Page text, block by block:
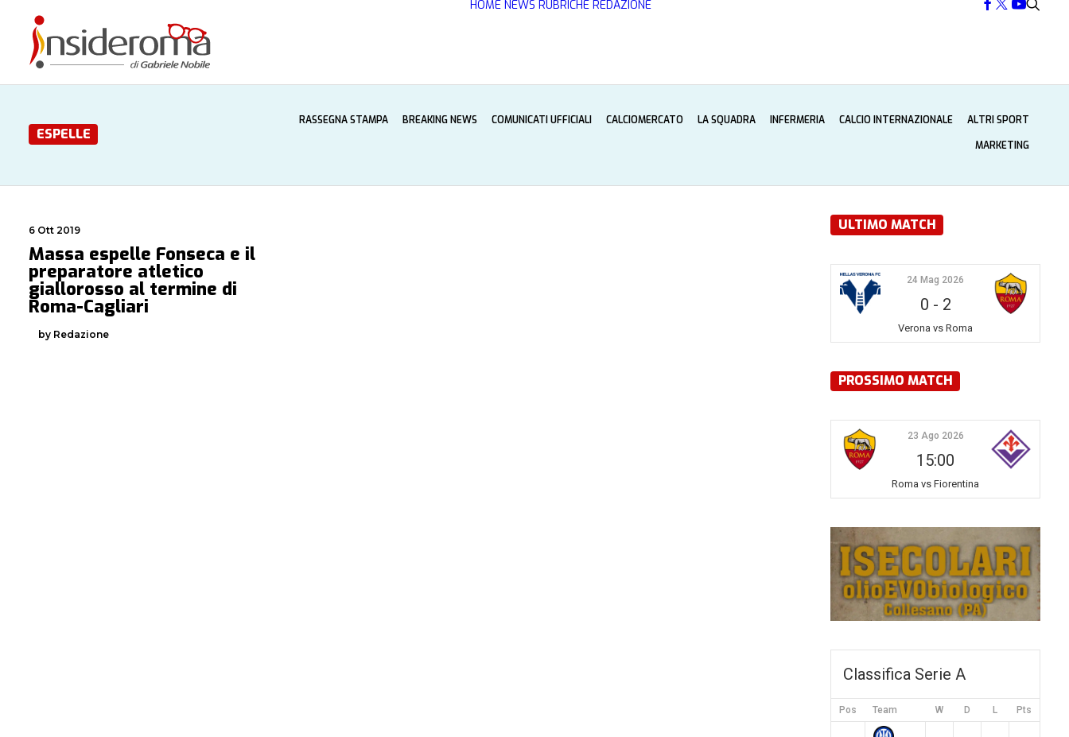
HOME NEWS RUBRICHE REDAZIONE
ESPELLE
RASSEGNA STAMPA BREAKING NEWS COMUNICATI UFFICIALI CALCIOMERCATO LA SQUADRA INFERMERIA CALCIO INTERNAZIONALE
ALTRI SPORT
MARKETING
6 Ott 2019
Massa espelle Fonseca e il
preparatore atletico
giallorosso al termine di
Roma-Cagliari
by Redazione
ULTIMO MATCH
24 Mag 2026
0 - 2
Verona vs Roma
PROSSIMO MATCH
23 Ago 2026
15:00
Roma vs Fiorentina
Classifica Serie A
Pos Team W D L Pts